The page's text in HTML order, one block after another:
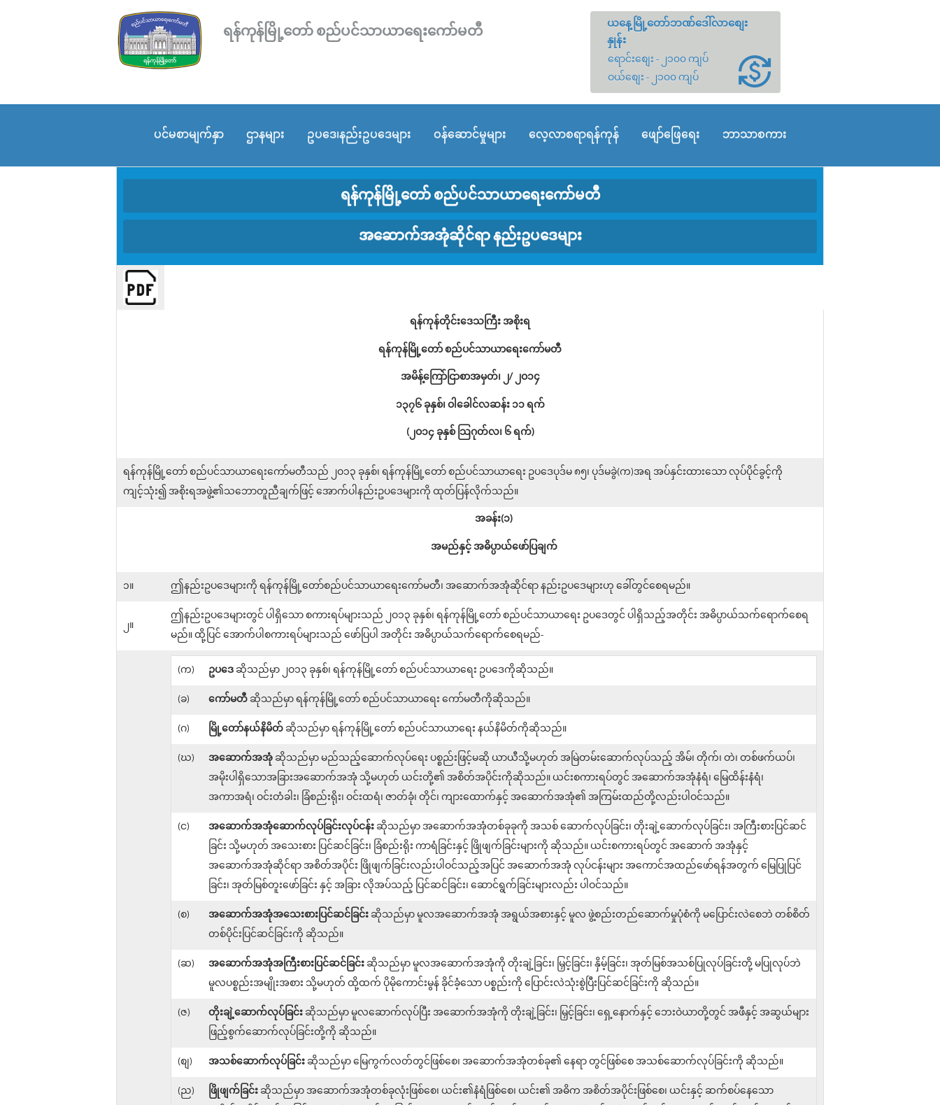
ရန်ကုန်မြို့တော် စည်ပင်သာယာရေးကော်မတီ
ယနေ့မြို့တော်ဘဏ်ဒေါ်လာစျေး
နှုန်း
ရောင်းစျေး - ၂၁၀၀ ကျပ်
ဝယ်စျေး - ၂၁၀၀ ကျပ်
ပင်မစာမျက်နှာ ဌာနများ ဥပဒေ၊နည်းဥပဒေများ ဝန်ဆောင်မှုများ လေ့လာစရာရန်ကုန် ဖျော်ဖြေရေး ဘာသာစကား
ရန်ကုန်မြို့တော် စည်ပင်သာယာရေးကော်မတီ
အဆောက်အအုံဆိုင်ရာ နည်းဥပဒေများ
ရန်ကုန်တိုင်းဒေသကြီး အစိုးရ
ရန်ကုန်မြို့တော် စည်ပင်သာယာရေးကော်မတီ
အမိန့်ကြော်ငြာစာအမှတ်၊ ၂/ ၂ဝ၁၄
၁၃၇၆ ခုနှစ်၊ ဝါခေါင်လဆန်း ၁၁ ရက်
(၂ဝ၁၄ ခုနှစ် သြဂုတ်လ၊ ၆ ရက်)
ရန်ကုန်မြို့တော် စည်ပင်သာယာရေးကော်မတီသည် ၂ဝ၁၃ ခုနှစ်၊ ရန်ကုန်မြို့တော် စည်ပင်သာယာရေး ဥပဒေပုဒ်မ ၈၅၊ ပုဒ်မခွဲ(က)အရ အပ်နှင်းထားသော လုပ်ပိုင်ခွင့်ကို
ကျင့်သုံး၍ အစိုးရအဖွဲ့၏သဘောတူညီချက်ဖြင့် အောက်ပါနည်းဥပဒေများကို ထုတ်ပြန်လိုက်သည်။
အခန်း(၁)
အမည်နှင့် အဓိပ္ပာယ်ဖော်ပြချက်
၁။ ဤနည်းဥပဒေများကို ရန်ကုန်မြို့တော်စည်ပင်သာယာရေးကော်မတီ၊ အဆောက်အအုံဆိုင်ရာ နည်းဥပဒေများဟု ခေါ်တွင်စေရမည်။
၂။
ဤနည်းဥပဒေများတွင် ပါရှိသော စကားရပ်များသည် ၂ဝ၁၃ ခုနှစ်၊ ရန်ကုန်မြို့တော် စည်ပင်သာယာရေး ဥပဒေတွင် ပါရှိသည့်အတိုင်း အဓိပ္ပာယ်သက်ရောက်စေရ
မည်။ ထို့ပြင် အောက်ပါစကားရပ်များသည် ဖော်ပြပါ အတိုင်း အဓိပ္ပာယ်သက်ရောက်စေရမည်-
(က) ဥပဒေဆိုသည်မှာ ၂ဝ၁၃ ခုနှစ်၊ ရန်ကုန်မြို့တော် စည်ပင်သာယာရေး ဥပဒေကိုဆိုသည်။
(ခ) ကော်မတီ ဆိုသည်မှာ ရန်ကုန်မြို့တော် စည်ပင်သာယာရေး ကော်မတီကိုဆိုသည်။
(ဂ) မြို့တော်နယ်နိမိတ် ဆိုသည်မှာ ရန်ကုန်မြို့တော် စည်ပင်သာယာရေး နယ်နိမိတ်ကိုဆိုသည်။
(ဃ) အဆောက်အအုံ ဆိုသည်မှာ မည်သည့်ဆောက်လုပ်ရေး ပစ္စည်းဖြင့်မဆို ယာယီသို့မဟုတ် အမြဲတမ်းဆောက်လုပ်သည့် အိမ်၊ တိုက်၊ တဲ၊ တစ်ဖက်ယပ်၊
အမိုးပါရှိသောအခြားအဆောက်အအုံ သို့မဟုတ် ယင်းတို့၏ အစိတ်အပိုင်းကိုဆိုသည်။ ယင်းစကားရပ်တွင် အဆောက်အအုံနံရံ၊ မြေထိန်းနံရံ၊
အကာအရံ၊ ဝင်းတံခါး၊ ခြံစည်းရိုး၊ ဝင်းထရံ၊ ဇာတ်ခုံ၊ တိုင်၊ ကျားထောက်နှင့် အဆောက်အအုံ၏ အကြမ်းထည်တို့လည်းပါဝင်သည်။
(င) အဆောက်အအုံဆောက်လုပ်ခြင်းလုပ်ငန်းဆိုသည်မှာ အဆောက်အအုံတစ်ခုခုကို အသစ် ဆောက်လုပ်ခြင်း၊ တိုးချဲ့ဆောက်လုပ်ခြင်း၊ အကြီးစားပြင်ဆင်
ခြင်း သို့မဟုတ် အသေးစား ပြင်ဆင်ခြင်း၊ ခြံစည်းရိုး ကာရံခြင်းနှင့် ဖြိုဖျက်ခြင်းများကို ဆိုသည်။ ယင်းစကားရပ်တွင် အဆောက် အအုံနှင့်
အဆောက်အအုံဆိုင်ရာ အစိတ်အပိုင်း ဖြိုဖျက်ခြင်းလည်းပါဝင်သည့်အပြင် အဆောက်အအုံ လုပ်ငန်းများ အကောင်အထည်ဖော်ရန်အတွက် မြေပြုပြင်
ခြင်း၊ အုတ်မြစ်တူးဖော်ခြင်း နှင့် အခြား လိုအပ်သည့် ပြင်ဆင်ခြင်း၊ ဆောင်ရွက်ခြင်းများလည်း ပါဝင်သည်။
(စ) အဆောက်အအုံအသေးစားပြင်ဆင်ခြင်းဆိုသည်မှာ မူလအဆောက်အအုံ အရွယ်အစားနှင့် မူလ ဖွဲ့စည်းတည်ဆောက်မှုပုံစံကို မပြောင်းလဲစေဘဲ တစ်စိတ်
တစ်ပိုင်းပြင်ဆင်ခြင်းကို ဆိုသည်။
(ဆ) အဆောက်အအုံအကြီးစားပြင်ဆင်ခြင်းဆိုသည်မှာ မူလအဆောက်အအုံကို တိုးချဲ့ခြင်း၊ မြှင့်ခြင်း၊ နှိမ့်ခြင်း၊ အုတ်မြစ်အသစ်ပြုလုပ်ခြင်းတို့ မပြုလုပ်ဘဲ
မူလပစ္စည်းအမျိုးအစား သို့မဟုတ် ထို့ထက် ပိုမိုကောင်းမွန် ခိုင်ခံ့သော ပစ္စည်းကို ပြောင်းလဲသုံးစွဲပြီးပြင်ဆင်ခြင်းကို ဆိုသည်။
(ဇ) တိုးချဲ့ဆောက်လုပ်ခြင်းဆိုသည်မှာ မူလဆောက်လုပ်ပြီး အဆောက်အအုံကို တိုးချဲ့ခြင်း၊ မြှင့်ခြင်း၊ ရှေ့နောက်နှင့် ဘေးဝဲယာတို့တွင် အဖီနှင့် အဆွယ်များ
ဖြည့်စွက်ဆောက်လုပ်ခြင်းတို့ကို ဆိုသည်။
(စျ) အသစ်ဆောက်လုပ်ခြင်းဆိုသည်မှာ မြေကွက်လတ်တွင်ဖြစ်စေ၊ အဆောက်အအုံတစ်ခု၏ နေရာ တွင်ဖြစ်စေ အသစ်ဆောက်လုပ်ခြင်းကို ဆိုသည်။
(ည) ဖြိုဖျက်ခြင်းဆိုသည်မှာ အဆောက်အအုံတစ်ခုလုံးဖြစ်စေ၊ ယင်း၏နံရံဖြစ်စေ၊ ယင်း၏ အဓိက အစိတ်အပိုင်းဖြစ်စေ၊ ယင်းနှင့် ဆက်စပ်နေသော